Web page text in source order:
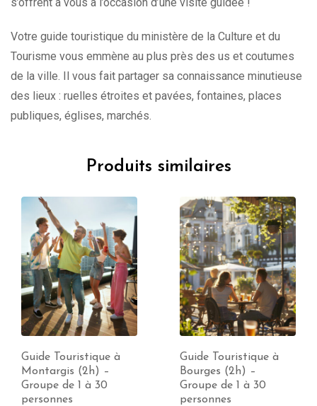
Votre guide touristique du ministère de la Culture et du
Tourisme vous emmène au plus près des us et coutumes
de la ville. Il vous fait partager sa connaissance minutieuse
des lieux : ruelles étroites et pavées, fontaines, places
publiques, églises, marchés.
Produits similaires
Guide Touristique à
Montargis (2h) –
Groupe de 1 à 30
personnes
Guide Touristique à
Bourges (2h) –
Groupe de 1 à 30
personnes